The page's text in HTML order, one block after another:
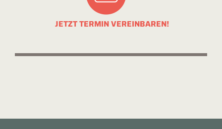
JETZT TERMIN VEREINBAREN!